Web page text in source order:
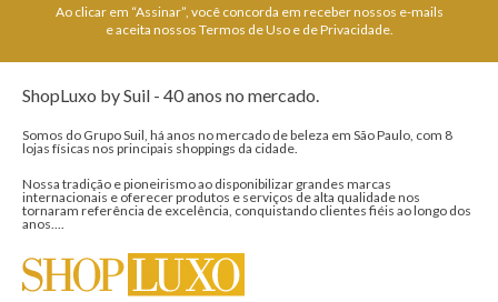
Ao clicar em “Assinar”, você concorda em receber nossos e-mails
e aceita nossos Termos de Uso e de Privacidade.
ShopLuxo by Suil - 40 anos no mercado.
Somos do Grupo Suil, há anos no mercado de beleza em São Paulo, com 8
lojas físicas nos principais shoppings da cidade.
Nossa tradição e pioneirismo ao disponibilizar grandes marcas
internacionais e oferecer produtos e serviços de alta qualidade nos
tornaram referência de excelência, conquistando clientes fiéis ao longo dos
anos....